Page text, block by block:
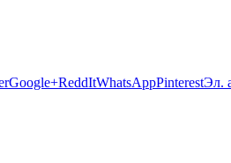
Google+ReddItWhatsAppPinterestЭл.